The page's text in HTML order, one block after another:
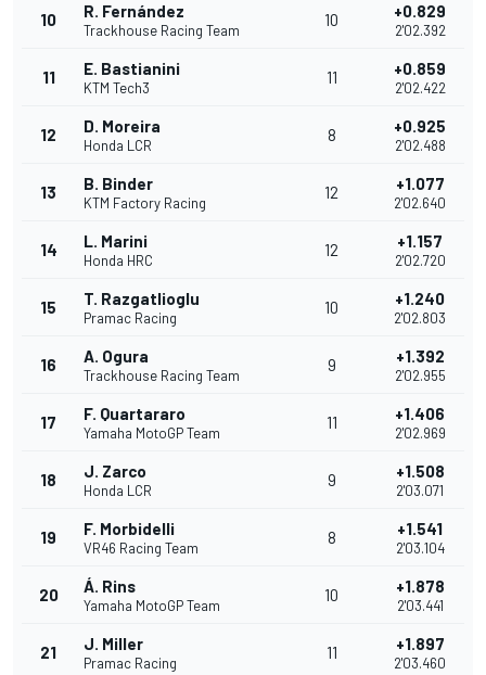
10 R. Fernández
Trackhouse Racing Team
10 +0.829
2'02.392
11 E. Bastianini
KTM Tech3
11 +0.859
2'02.422
12 D. Moreira
Honda LCR
8 +0.925
2'02.488
13 B. Binder
KTM Factory Racing
12 +1.077
2'02.640
14 L. Marini
Honda HRC
12 +1.157
2'02.720
15 T. Razgatlioglu
Pramac Racing
10 +1.240
2'02.803
16 A. Ogura
Trackhouse Racing Team
9 +1.392
2'02.955
17 F. Quartararo
Yamaha MotoGP Team
11 +1.406
2'02.969
18 J. Zarco
Honda LCR
9 +1.508
2'03.071
19 F. Morbidelli
VR46 Racing Team
8 +1.541
2'03.104
20 Á. Rins
Yamaha MotoGP Team
10 +1.878
2'03.441
21 J. Miller
Pramac Racing
11 +1.897
2'03.460